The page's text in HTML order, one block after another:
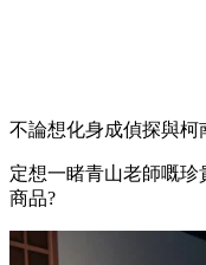
不論想化身成偵探與柯
定想一睹青山老師嘅珍
商品?